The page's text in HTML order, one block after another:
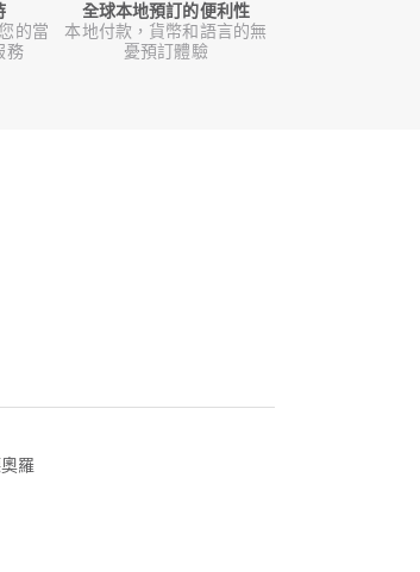
的當
務
全球本地預訂的便利性
本地付款，貨幣和語言的無
憂預訂體驗
羅